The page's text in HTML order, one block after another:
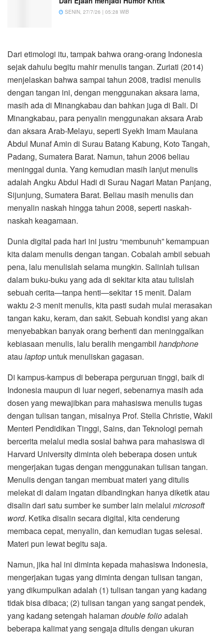
SENIN, 27/7/26 | 05:28 WIB
Dari etimologi itu, tampak bahwa orang-orang Indonesia
sejak dahulu begitu mahir menulis tangan. Zuriati (2014)
menjelaskan bahwa sampai tahun 2008, tradisi menulis
dengan tangan ini, dengan menggunakan aksara lama,
masih ada di Minangkabau dan bahkan juga di Bali. Di
Minangkabau, para penyalin menggunakan aksara Arab
dan aksara Arab-Melayu, seperti Syekh Imam Maulana
Abdul Munaf Amin di Surau Batang Kabung, Koto Tangah,
Padang, Sumatera Barat. Namun, tahun 2006 beliau
meninggal dunia. Yang kemudian masih lanjut menulis
adalah Angku Abdul Hadi di Surau Nagari Matan Panjang,
Sijunjung, Sumatera Barat. Beliau masih menulis dan
menyalin naskah hingga tahun 2008, seperti naskah-
naskah keagamaan.
Dunia digital pada hari ini justru “membunuh” kemampuan
kita dalam menulis dengan tangan. Cobalah ambil sebuah
pena, lalu menulislah selama mungkin. Salinlah tulisan
dalam buku-buku yang ada di sekitar kita atau tulislah
sebuah cerita—tanpa henti—sekitar 15 menit. Dalam
waktu 2-3 menit menulis, kita pasti sudah mulai merasakan
tangan kaku, keram, dan sakit. Sebuah kondisi yang akan
menyebabkan banyak orang berhenti dan meninggalkan
kebiasaan menulis, lalu beralih mengambil handphone
atau laptop untuk menuliskan gagasan.
Di kampus-kampus di beberapa perguruan tinggi, baik di
Indonesia maupun di luar negeri, sebenarnya masih ada
dosen yang mewajibkan para mahasiswa menulis tugas
dengan tulisan tangan, misalnya Prof. Stella Christie, Wakil
Menteri Pendidikan Tinggi, Sains, dan Teknologi pernah
bercerita melalui media sosial bahwa para mahasiswa di
Harvard University diminta oleh beberapa dosen untuk
mengerjakan tugas dengan menggunakan tulisan tangan.
Menulis dengan tangan membuat materi yang ditulis
melekat di dalam ingatan dibandingkan hanya diketik atau
disalin dari satu sumber ke sumber lain melalui microsoft
word. Ketika disalin secara digital, kita cenderung
membaca cepat, menyalin, dan kemudian tugas selesai.
Materi pun lewat begitu saja.
Namun, jika hal ini diminta kepada mahasiswa Indonesia,
mengerjakan tugas yang diminta dengan tulisan tangan,
yang dikumpulkan adalah (1) tulisan tangan yang kadang
tidak bisa dibaca; (2) tulisan tangan yang sangat pendek,
yang kadang setengah halaman double folioadalah
beberapa kalimat yang sengaja ditulis dengan ukuran